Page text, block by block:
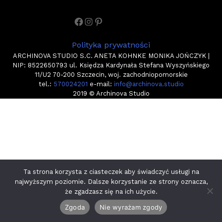
Facebook Instagram Pinterest
Polityka prywatności
ARCHINOVA STUDIO S.C. ANETA KOHNKE MONIKA JOŃCZYK |
NIP: 8522650793 ul. Księdza Kardynała Stefana Wyszyńskiego
11/U2 70-200 Szczecin, woj. zachodniopomorskie
tel.: 570024201 e-mail: info@archinova.studio
2019 © Archinova Studio
Ta strona korzysta z ciasteczek aby świadczyć usługi na
najwyższym poziomie. Dalsze korzystanie ze strony oznacza,
że zgadzasz się na ich użycie.
Zgoda Nie wyrażam zgody